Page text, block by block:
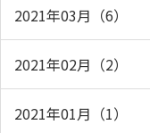
2021年03月（6）
2021年02月（2）
2021年01月（1）